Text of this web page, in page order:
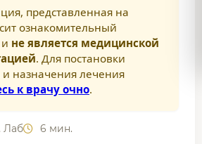
представленная на
ознакомительный
не является медицинской
. Для постановки
и назначения лечения
к врачу очно.
Лаб 6 мин.